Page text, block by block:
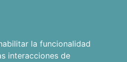
la funcionalidad
interacciones de